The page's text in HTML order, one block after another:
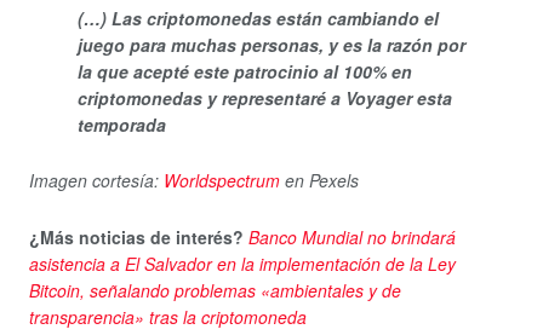
(…) Las criptomonedas están cambiando el
juego para muchas personas, y es la razón por
la que acepté este patrocinio al 100% en
criptomonedas y representaré a Voyager esta
temporada
Imagen cortesía: Worldspectrum en Pexels
¿Más noticias de interés? Banco Mundial no brindará
asistencia a El Salvador en la implementación de la Ley
Bitcoin, señalando problemas «ambientales y de
transparencia» tras la criptomoneda